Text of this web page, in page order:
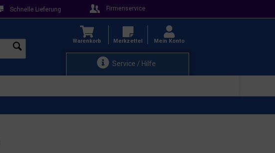
Schnelle Lieferung Firmenservice
Service / Hilfe
Warenkorb Merkzettel Mein Konto